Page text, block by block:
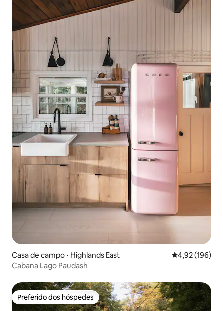
Casa de campo ⋅ Highlands East 4,92 de uma
4,92 (196)
Cabana Lago Paudash
Preferido dos hóspedes
Preferido dos hóspedes